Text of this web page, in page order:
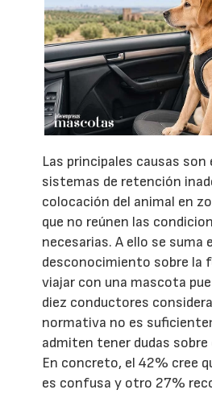
Las principales causas son
sistemas de retención
colocación del animal en
que no reúnen las
necesarias. A ello se suma
desconocimiento sobre la
viajar con una mascota
diez conductores
normativa no es
admiten tener dudas
En concreto, el 42% cree
es confusa y otro 27%